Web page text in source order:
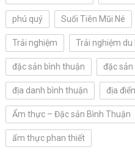
phú quý Suối Tiên Mũi Né
Trải nghiệm Trải nghiệm du
đặc sản bình thuận đặc
địa danh bình thuận địa
Ẩm thực – Đặc sản Bình Thuận
ẩm thực phan thiết